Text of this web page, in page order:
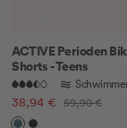
ACTIVE Perioden
Shorts - Teens
Angebotspreis
38,94 € Regulärer
59,90 €